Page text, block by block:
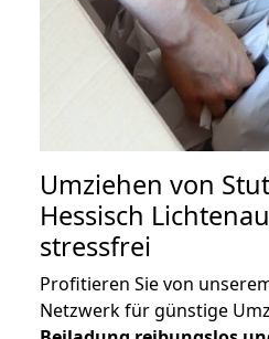
Umziehen von
Hessisch Lichtenau
stressfrei
Profitieren Sie von
Netzwerk für günstige